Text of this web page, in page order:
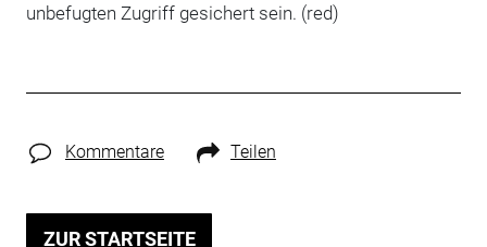
unbefugten Zugriff gesichert sein. (red)
Kommentare Teilen
ZUR STARTSEITE